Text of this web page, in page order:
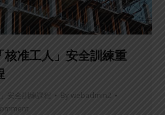
核准工人」安全訓練重
安全訓練課程 By webadmin2